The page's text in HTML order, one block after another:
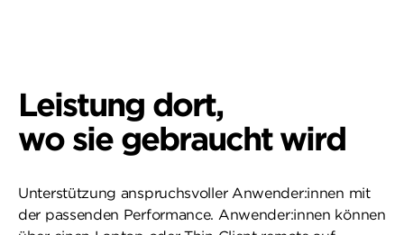
Leistung dort,
wo sie gebraucht wird
Unterstützung anspruchsvoller Anwender:innen mit
der passenden Performance. Anwender:innen können